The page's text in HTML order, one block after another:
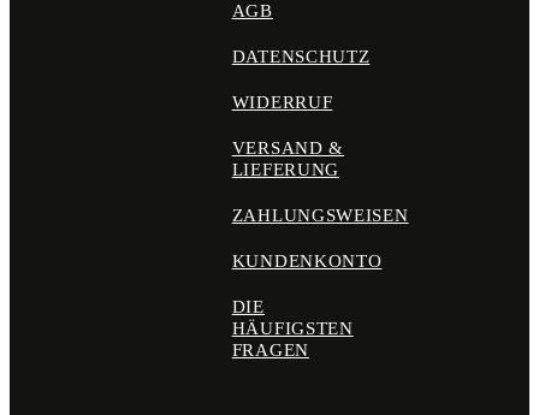
AGB
DATENSCHUTZ
WIDERRUF
VERSAND &
LIEFERUNG
ZAHLUNGSWEISEN
KUNDENKONTO
DIE
HÄUFIGSTEN
FRAGEN